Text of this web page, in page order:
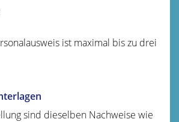
ist maximal bis zu drei
sind dieselben Nachweise wie